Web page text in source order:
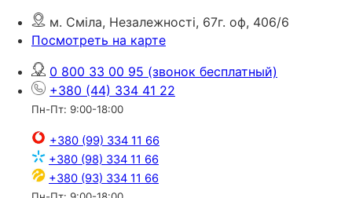
м. Сміла, Незалежності, 67г. оф, 406/6
Посмотреть на карте
0 800 33 00 95 (звонок бесплатный)
+380 (44) 334 41 22
Пн-Пт: 9:00-18:00
+380 (99) 334 11 66
+380 (98) 334 11 66
+380 (93) 334 11 66